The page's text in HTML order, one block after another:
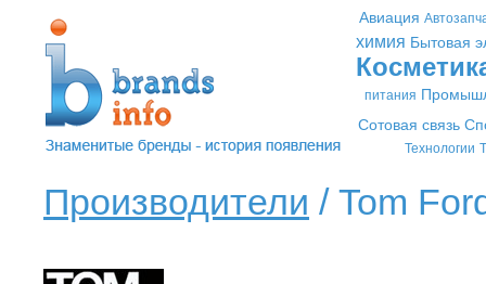
Авиация
химия Бытовая
питания
Сотовая связь
Технологии
Производители / Tom